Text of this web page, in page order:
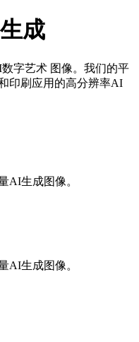
成
字艺术 图像。我们的平
印刷应用的高分辨率AI
AI生成图像。
AI生成图像。